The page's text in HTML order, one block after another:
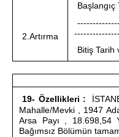
2.Artırma
Bitiş Tarih
19- Özellikleri :
Mahalle/Mevki , 1947
Arsa Payı ,
Bağımsız Bölümün